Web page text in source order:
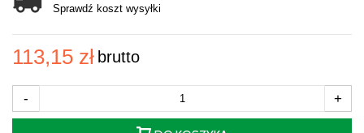
Sprawdź koszt wysyłki
113,15 zł brutto
- +